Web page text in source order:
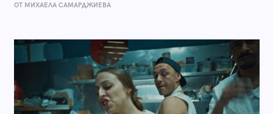
ОТ МИХАЕЛА САМАРДЖИЕВА